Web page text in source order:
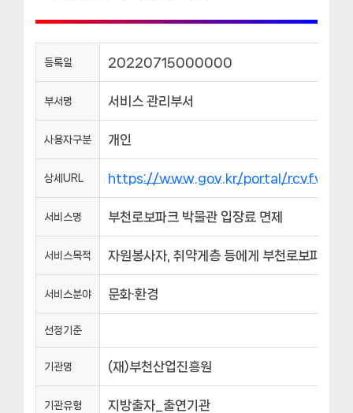
등록일 20220715000000
부서명 서비스 관리부서
사용자구분 개인
상세URL https://www.gov.kr/portal/
서비스명 부천로보파크 박물관 입장료 면제
서비스목적 자원봉사자, 취약게층 등에게 부천로보파크 이
서비스분야 문화·환경
선정기준
기관명 (재)부천산업진흥원
기관유형 지방출자_출연기관